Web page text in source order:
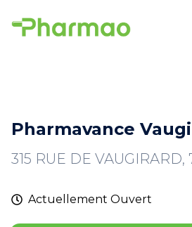
Pharmavance
315 RUE DE VAUGIRARD,
Actuellement Ouvert